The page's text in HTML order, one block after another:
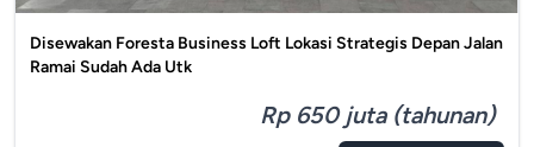
Disewakan Foresta Business Loft Lokasi Strategis Depan Jalan
Ramai Sudah Ada Utk
Rp 650 juta (tahunan)